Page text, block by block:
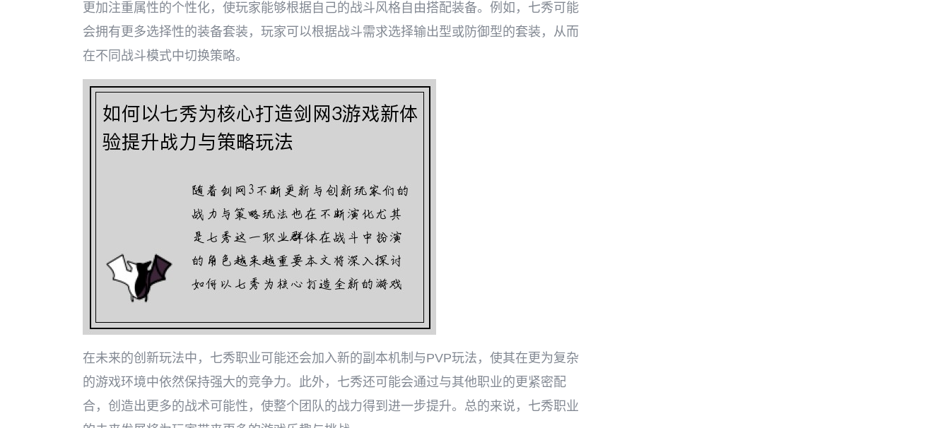
更加注重属性的个性化，使玩家能够根据自己的战斗风格自由搭配装备。例如，七秀可能
会拥有更多选择性的装备套装，玩家可以根据战斗需求选择输出型或防御型的套装，从而
在不同战斗模式中切换策略。
在未来的创新玩法中，七秀职业可能还会加入新的副本机制与PVP玩法，使其在更为复杂
的游戏环境中依然保持强大的竞争力。此外，七秀还可能会通过与其他职业的更紧密配
合，创造出更多的战术可能性，使整个团队的战力得到进一步提升。总的来说，七秀职业